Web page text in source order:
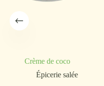
Crème de coco
Épicerie salée